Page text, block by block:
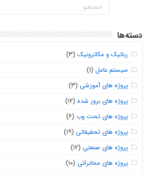
دسته‌ها
رباتیک و مکاترونیک (۳)
سیستم عامل (۱)
پروژه های آموزشی (۳)
پروژه های بروز شده (۱۲)
پروژه های تحت وب (۶)
پروژه های تحقیقاتی (۱۹)
پروژه های صنعتی (۱۲)
پروژه های مخابراتی (۱۰)